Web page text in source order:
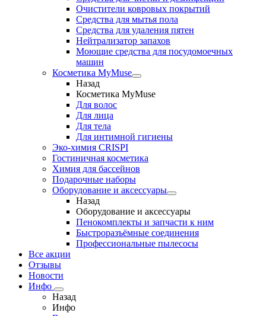
Очистители ковровых покрытий
Средства для мытья пола
Средства для удаления пятен
Нейтрализатор запахов
Моющие средства для посудомоечных
машин
Косметика MyMuse
Назад
Косметика MyMuse
Для волос
Для лица
Для тела
Для интимной гигиены
Эко-химия CRISPI
Гостиничная косметика
Химия для бассейнов
Подарочные наборы
Оборудование и аксессуары
Назад
Оборудование и аксессуары
Пенокомплекты и запчасти к ним
Быстроразъёмные соединения
Профессиональные пылесосы
Все акции
Отзывы
Новости
Инфо
Назад
Инфо